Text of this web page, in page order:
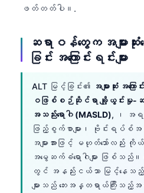
ဖတ်တတ်ပါ။.
ဆရာဝန်တွေက အများ
ခြင်း အကြောင်းရင်းများ
ALT မြင့်ခြင်း၏ အများဆုံး အကြော
ဝဖြစ်စဉ်ဆိုင်ရာ ချို့ယွင်းမှု
အသည်းရောဂါ (MASLD), ၊ အရက်သ
ဖြည့်စွက်စာများ၊ ဗိုင်းရပ်စ်အသည်
အများအားဖြင့် မဟုတ်သော်လည်
အမွေဆက်ခံရောဂါများ ဖြစ်သ
တွင် အနည်းငယ်သာ မြင့်နေသည့်
များသည် ဘေးအန္တရာယ်ကြီး